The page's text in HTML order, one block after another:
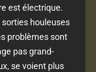
est électrique.
houleuses
problèmes sont
pas grand-
se voient plus